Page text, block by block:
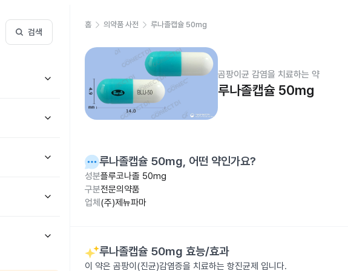
검색
홈 의약품 사전 루나졸캡슐 50mg
곰팡이균 감염을 치료하는 약
루나졸캡슐 50mg
루나졸캡슐 50mg, 어떤 약인가요?
성분플루코나졸 50mg
구분전문의약품
업체 (주)제뉴파마
루나졸캡슐 50mg 효능/효과
이 약은 곰팡이(진균)감염증을 치료하는 항진균제 입니다.